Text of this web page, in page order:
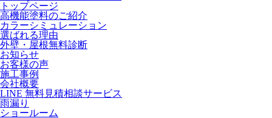
トップページ
⾼機能塗料のご紹介
カラーシミュレーション
選ばれる理由
外壁・屋根無料診断
お知らせ
お客様の声
施⼯事例
会社概要
LINE 無料⾒積相談サービス
⾬漏り
ショールーム